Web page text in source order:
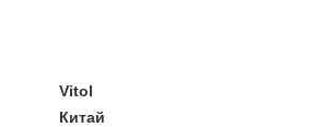
Vitol
Китай